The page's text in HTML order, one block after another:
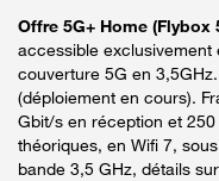
Offre 5G+ Home (Flybox
accessible exclusivement
couverture 5G en
(déploiement en cours).
Gbit/s en réception et
théoriques, en Wifi 7,
bande 3,5 GHz, détails